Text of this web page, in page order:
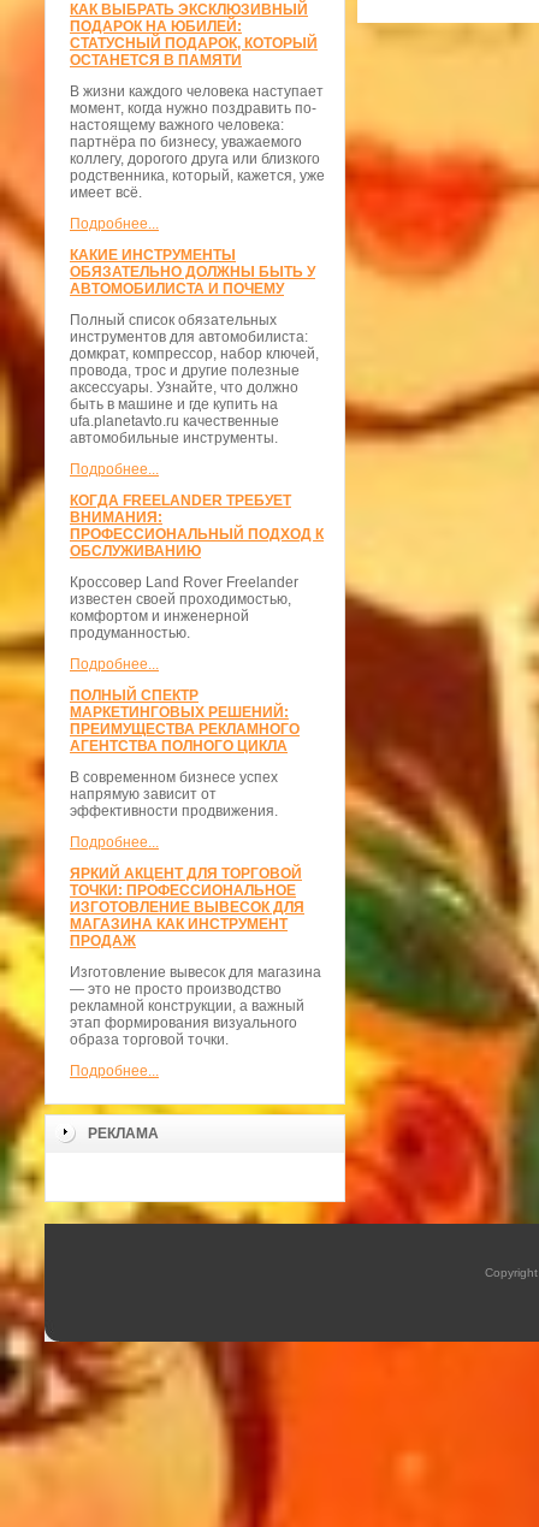
КАК ВЫБРАТЬ ЭКСКЛЮЗИВНЫЙ
ПОДАРОК НА ЮБИЛЕЙ:
СТАТУСНЫЙ ПОДАРОК, КОТОРЫЙ
ОСТАНЕТСЯ В ПАМЯТИ
В жизни каждого человека наступает
момент, когда нужно поздравить по-
настоящему важного человека:
партнёра по бизнесу, уважаемого
коллегу, дорогого друга или близкого
родственника, который, кажется, уже
имеет всё.
Подробнее...
КАКИЕ ИНСТРУМЕНТЫ
ОБЯЗАТЕЛЬНО ДОЛЖНЫ БЫТЬ У
АВТОМОБИЛИСТА И ПОЧЕМУ
Полный список обязательных
инструментов для автомобилиста:
домкрат, компрессор, набор ключей,
провода, трос и другие полезные
аксессуары. Узнайте, что должно
быть в машине и где купить на
ufa.planetavto.ru качественные
автомобильные инструменты.
Подробнее...
КОГДА FREELANDER ТРЕБУЕТ
ВНИМАНИЯ:
ПРОФЕССИОНАЛЬНЫЙ ПОДХОД К
ОБСЛУЖИВАНИЮ
Кроссовер Land Rover Freelander
известен своей проходимостью,
комфортом и инженерной
продуманностью.
Подробнее...
ПОЛНЫЙ СПЕКТР
МАРКЕТИНГОВЫХ РЕШЕНИЙ:
ПРЕИМУЩЕСТВА РЕКЛАМНОГО
АГЕНТСТВА ПОЛНОГО ЦИКЛА
В современном бизнесе успех
напрямую зависит от
эффективности продвижения.
Подробнее...
ЯРКИЙ АКЦЕНТ ДЛЯ ТОРГОВОЙ
ТОЧКИ: ПРОФЕССИОНАЛЬНОЕ
ИЗГОТОВЛЕНИЕ ВЫВЕСОК ДЛЯ
МАГАЗИНА КАК ИНСТРУМЕНТ
ПРОДАЖ
Изготовление вывесок для магазина
— это не просто производство
рекламной конструкции, а важный
этап формирования визуального
образа торговой точки.
Подробнее...
РЕКЛАМА